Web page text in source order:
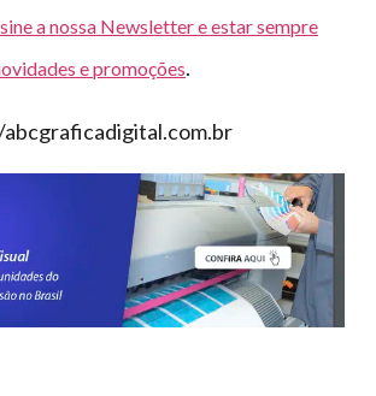
a nossa Newsletter e estar sempre
e promoções.